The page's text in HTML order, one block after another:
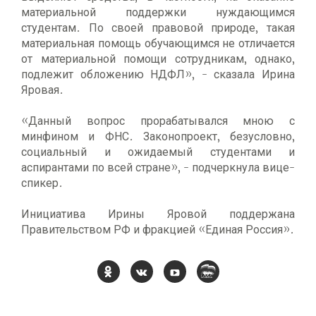
материальной поддержки нуждающимся
студентам. По своей правовой природе, такая
материальная помощь обучающимся не отличается
от материальной помощи сотрудникам, однако,
подлежит обложению НДФЛ», - сказала Ирина
Яровая.
«Данный вопрос прорабатывался мною с
минфином и ФНС. Законопроект, безусловно,
социальный и ожидаемый студентами и
аспирантами по всей стране», - подчеркнула вице-
спикер.
Инициатива Ирины Яровой поддержана
Правительством РФ и фракцией «Единая Россия».